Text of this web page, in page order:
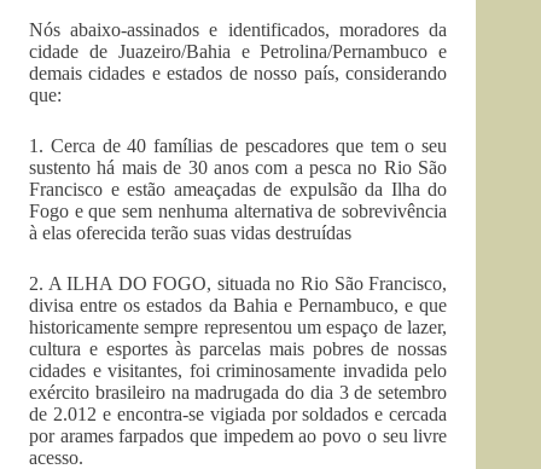
Nós abaixo-assinados e identificados, moradores da
cidade de Juazeiro/Bahia e Petrolina/Pernambuco e
demais cidades e estados de nosso país, considerando
que:
1. Cerca de 40 famílias de pescadores que tem o seu
sustento há mais de 30 anos com a pesca no Rio São
Francisco e estão ameaçadas de expulsão da Ilha do
Fogo e que sem nenhuma alternativa de sobrevivência
à elas oferecida terão suas vidas destruídas
2. A ILHA DO FOGO, situada no Rio São Francisco,
divisa entre os estados da Bahia e Pernambuco, e que
historicamente sempre representou um espaço de lazer,
cultura e esportes às parcelas mais pobres de nossas
cidades e visitantes, foi criminosamente invadida pelo
exército brasileiro na madrugada do dia 3 de setembro
de 2.012 e encontra-se vigiada por soldados e cercada
por arames farpados que impedem ao povo o seu livre
acesso.